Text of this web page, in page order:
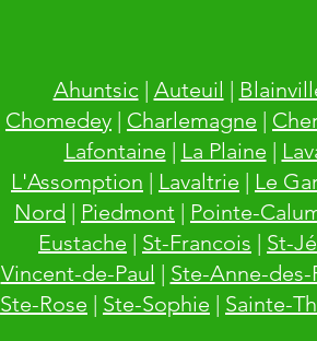
Ahuntsic| Auteuil |
Chomedey | Charlemagne |
Lafontaine | La Plaine |
L'Assomption | Lavaltrie | Le
Nord | Piedmont | Pointe-
Eustache | St-Francois | St-
Vincent-de-Paul | Ste-Anne-des-
Ste-Rose | Ste-Sophie | Sainte-